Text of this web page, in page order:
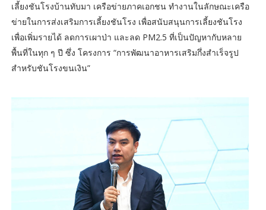
เลี้ยงชันโรงบ้านทับมา เครือข่ายภาคเอกชน ทำงานในลักษณะเครือ
ข่ายในการส่งเสริมการเลี้ยงชันโรง เพื่อสนับสนุนการเลี้ยงชันโรง
เพื่อเพิ่มรายได้ ลดการเผาป่า และลด PM2.5 ที่เป็นปัญหากับหลาย
พื้นที่ในทุก ๆ ปี ซึ่ง โครงการ “การพัฒนาอาหารเสริมกึ่งสำเร็จรูป
สำหรับชันโรงขนเงิน”